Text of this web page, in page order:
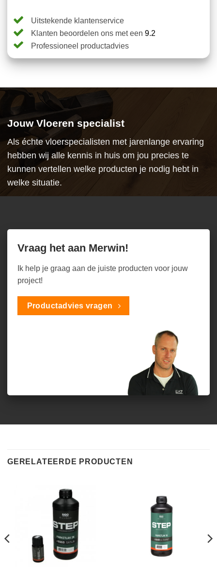
Uitstekende klantenservice
Klanten beoordelen ons met een 9.2
Professioneel productadvies
Jouw Vloeren specialist
Als échte vloerspecialisten met jarenlange ervaring
hebben wij alle kennis in huis om jou precies te
kunnen vertellen welke producten je nodig hebt in
welke situatie.
Vraag het aan Merwin!
Ik help je graag aan de juiste producten voor jouw
project!
Productadvies vragen
GERELATEERDE PRODUCTEN